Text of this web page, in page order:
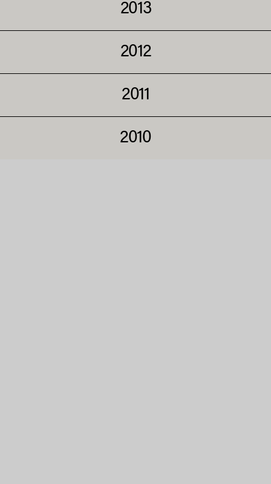
2013
2012
2011
2010